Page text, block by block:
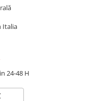
Italia
24-48 H